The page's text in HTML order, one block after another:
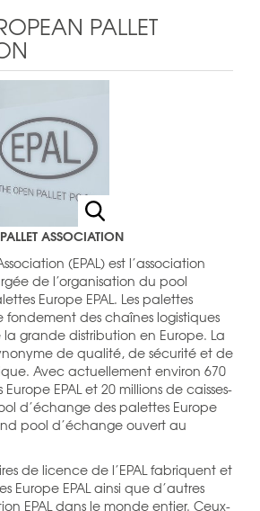
PALLET
ASSOCIATION
(EPAL) est l’association
de l’organisation du pool
Europe EPAL. Les palettes
fondement des chaînes logistiques
grande distribution en Europe. La
de qualité, de sécurité et de
Avec actuellement environ 670
EPAL et 20 millions de caisses-
d’échange des palettes Europe
pool d’échange ouvert au
de licence de l’EPAL fabriquent et
Europe EPAL ainsi que d’autres
EPAL dans le monde entier. Ceux-